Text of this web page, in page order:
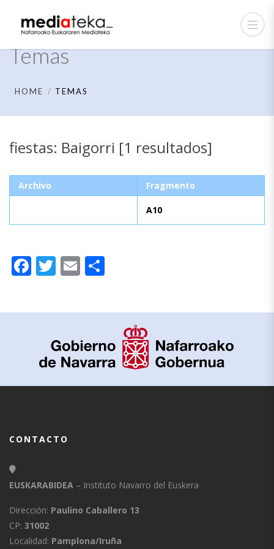
Temas
HOME TEMAS
fiestas: Baigorri [1 resultados]
Archivo Fragmento
A10
Facebook
Twitter
Email
CONTACTO
EUSKARABIDEA – Instituto Navarro del Euskera
Dirección: Paulino Caballero 13
CP: 31002
Localidad: Pamplona/Iruña